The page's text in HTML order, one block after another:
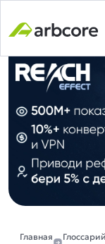
Главная Глоссарий